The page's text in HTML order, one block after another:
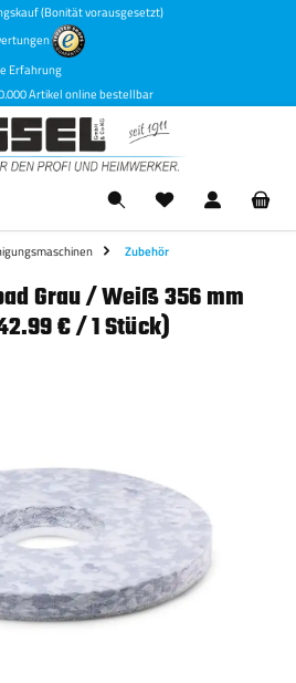
(Bonität vorausgesetzt)
Erfahrung
Artikel online bestellbar
Zubehör
Grau / Weiß 356 mm
€ / 1 Stück)